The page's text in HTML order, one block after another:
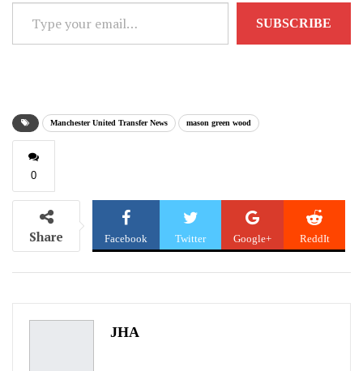
Type
your
SUBSCRIBE
Manchester United Transfer News mason green wood
0
Share Facebook Twitter Google+ ReddIt
JHA